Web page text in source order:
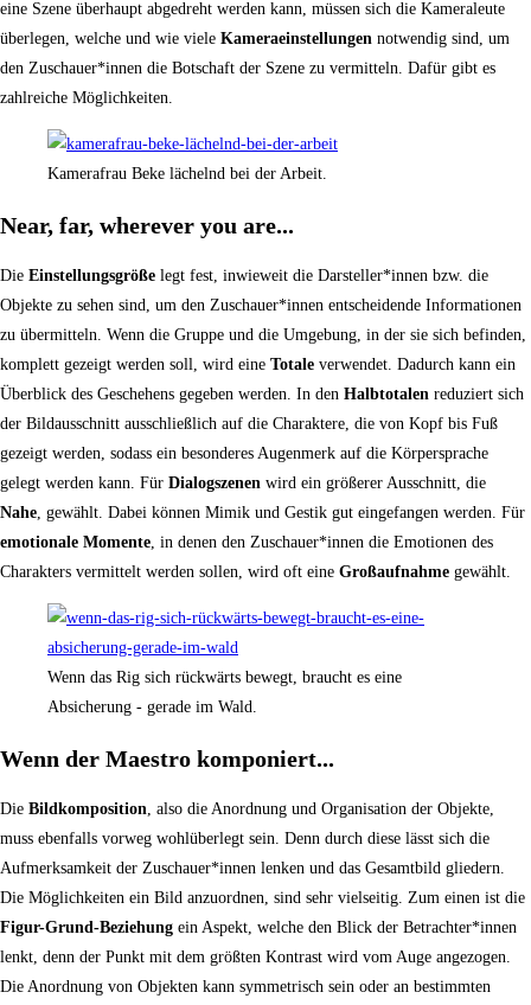
eine Szene überhaupt abgedreht werden kann, müssen sich die Kameraleute
überlegen, welche und wie viele Kameraeinstellungen notwendig sind, um
den Zuschauer*innen die Botschaft der Szene zu vermitteln. Dafür gibt es
zahlreiche Möglichkeiten.
Kamerafrau Beke lächelnd bei der Arbeit.
Near, far, wherever you are...
Die Einstellungsgröße legt fest, inwieweit die Darsteller*innen bzw. die
Objekte zu sehen sind, um den Zuschauer*innen entscheidende Informationen
zu übermitteln. Wenn die Gruppe und die Umgebung, in der sie sich befinden,
komplett gezeigt werden soll, wird eine Totale verwendet. Dadurch kann ein
Überblick des Geschehens gegeben werden. In den Halbtotalen reduziert sich
der Bildausschnitt ausschließlich auf die Charaktere, die von Kopf bis Fuß
gezeigt werden, sodass ein besonderes Augenmerk auf die Körpersprache
gelegt werden kann. Für Dialogszenen wird ein größerer Ausschnitt, die
Nahe, gewählt. Dabei können Mimik und Gestik gut eingefangen werden. Für
emotionale Momente, in denen den Zuschauer*innen die Emotionen des
Charakters vermittelt werden sollen, wird oft eine Großaufnahme gewählt.
Wenn das Rig sich rückwärts bewegt, braucht es eine
Absicherung - gerade im Wald.
Wenn der Maestro komponiert...
Die Bildkomposition, also die Anordnung und Organisation der Objekte,
muss ebenfalls vorweg wohlüberlegt sein. Denn durch diese lässt sich die
Aufmerksamkeit der Zuschauer*innen lenken und das Gesamtbild gliedern.
Die Möglichkeiten ein Bild anzuordnen, sind sehr vielseitig. Zum einen ist die
Figur-Grund-Beziehung ein Aspekt, welche den Blick der Betrachter*innen
lenkt, denn der Punkt mit dem größten Kontrast wird vom Auge angezogen.
Die Anordnung von Objekten kann symmetrisch sein oder an bestimmten